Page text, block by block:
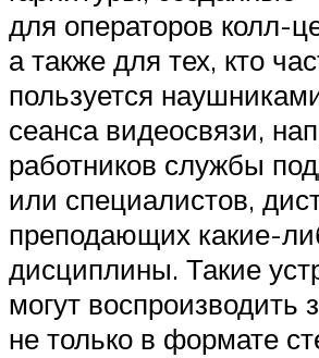
для операторов колл-
а также для тех, кто
пользуется
сеанса видеосвязи,
работников службы
или специалистов,
преподающих какие-
дисциплины. Такие
могут воспроизводить
не только в формате